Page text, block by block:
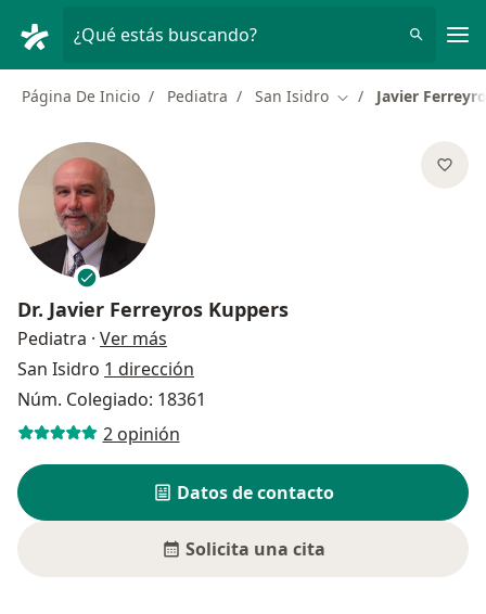
¿Qué estás buscando?
Página De Inicio Pediatra San Isidro Cambiar de ciudad
Javier
Dr. Javier Ferreyros Kuppers
Pediatra · Ver más
San Isidro 1 dirección
Núm. Colegiado: 18361
2 opinión
Datos de contacto
Solicita una cita